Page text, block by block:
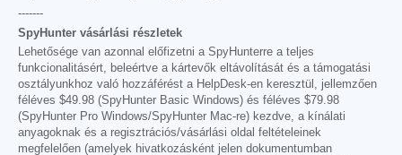
-------
SpyHunter vásárlási részletek
Lehetősége van azonnal előfizetni a SpyHunterre a teljes
funkcionalitásért, beleértve a kártevők eltávolítását és a támogatási
osztályunkhoz való hozzáférést a HelpDesk-en keresztül, jellemzően
féléves $49.98 (SpyHunter Basic Windows) és féléves $79.98
(SpyHunter Pro Windows/SpyHunter Mac-re) kezdve, a kínálati
anyagoknak és a regisztrációs/vásárlási oldal feltételeinek
megfelelően (amelyek hivatkozásként jelen dokumentumban